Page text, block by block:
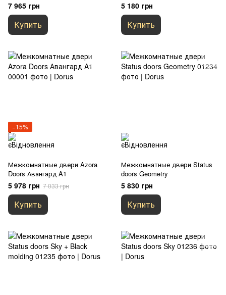
7 965 грн
Купить
5 180 грн
Купить
−15%
Межкомнатные двери Azora
Doors Авангард A1
5 978 грн 7 033 грн
Купить
Межкомнатные двери Status
doors Geometry
5 830 грн
Купить